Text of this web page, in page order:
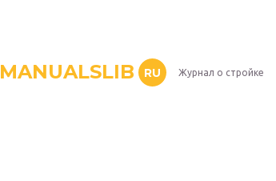
MANUALSLIB RU Журнал о стройке